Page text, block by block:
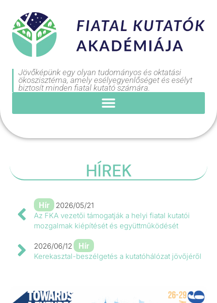
Jövőképünk egy olyan tudományos és oktatási
ökoszisztéma, amely esélyegyenlőséget és esélyt
biztosít minden fiatal kutató számára.
HÍREK
Hír
2026/05/21
Az FKA vezetői támogatják a helyi fiatal kutatói
mozgalmak kiépítését és együttműködését
2026/06/12 Hír
Kerekasztal-beszélgetés a kutatóhálózat jövőjéről